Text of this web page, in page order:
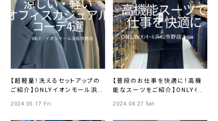
【超軽量！洗えるセットアップの
ご紹介】ONLYイオンモール浜松
2024.05.17 Fri
【普段のお仕事を快適に！高機
能なスーツをご紹介】ONLYｲｵﾝ
2024.04.27 Sat